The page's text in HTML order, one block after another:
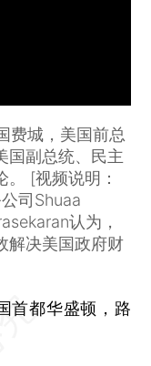
费城，美国前总
国副总统、民主
[视频说明：
司Shuaa
认为，
解决美国政府财
首都华盛顿，路